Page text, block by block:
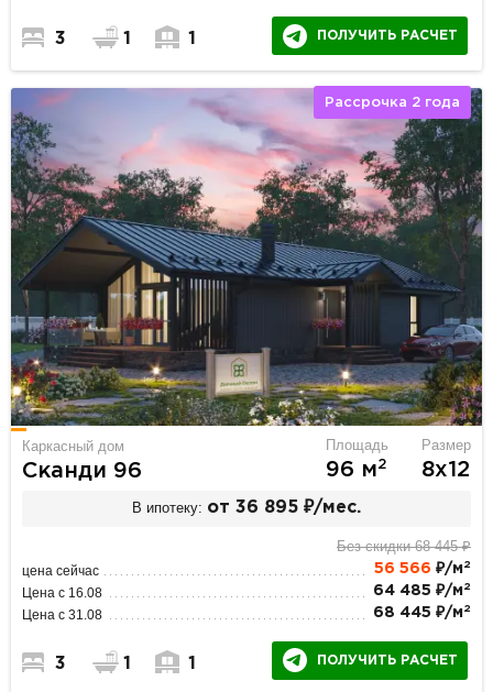
3 1 1 ПОЛУЧИТЬ РАСЧЕТ
Рассрочка 2 года
Каркасный дом
Сканди 96
Площадь
96 м2
Размер
8х12
В ипотеку: от 36 895 ₽/мес.
Без скидки 68 445 ₽
цена сейчас 56 566 ₽/м 2
Цена с 16.08 64 485 ₽/м 2
Цена с 31.08 68 445 ₽/м 2
3 1 1 ПОЛУЧИТЬ РАСЧЕТ